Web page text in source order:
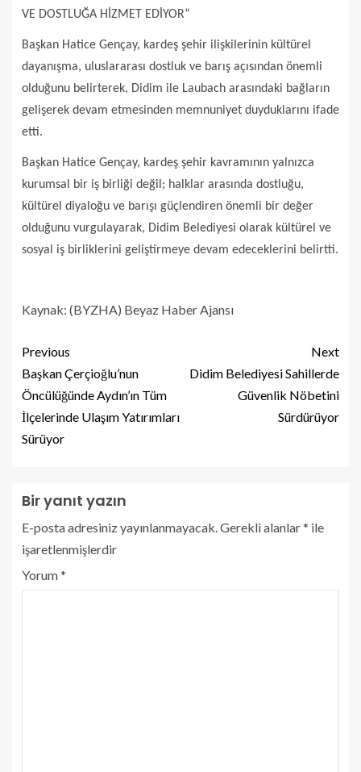
VE DOSTLUĞA HİZMET EDİYOR”
Başkan Hatice Gençay, kardeş şehir ilişkilerinin kültürel
dayanışma, uluslararası dostluk ve barış açısından önemli
olduğunu belirterek, Didim ile Laubach arasındaki bağların
gelişerek devam etmesinden memnuniyet duyduklarını ifade
etti.
Başkan Hatice Gençay, kardeş şehir kavramının yalnızca
kurumsal bir iş birliği değil; halklar arasında dostluğu,
kültürel diyaloğu ve barışı güçlendiren önemli bir değer
olduğunu vurgulayarak, Didim Belediyesi olarak kültürel ve
sosyal iş birliklerini geliştirmeye devam edeceklerini belirtti.
Kaynak: (BYZHA) Beyaz Haber Ajansı
Previous
Başkan Çerçioğlu’nun
Öncülüğünde Aydın’ın Tüm
İlçelerinde Ulaşım Yatırımları
Sürüyor
Next
Didim Belediyesi Sahillerde
Güvenlik Nöbetini
Sürdürüyor
Bir yanıt yazın
E-posta adresiniz yayınlanmayacak. Gerekli alanlar* ile
işaretlenmişlerdir
Yorum*